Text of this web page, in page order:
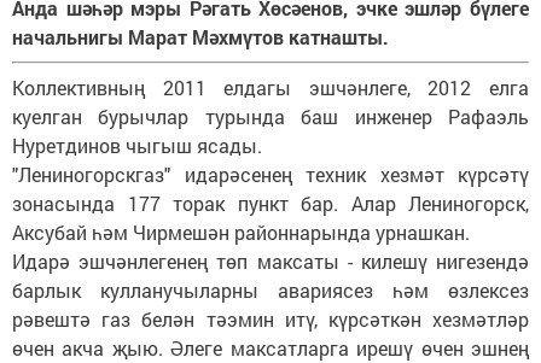
Анда шәһәр мэры Рәгать Хөсәенов, эчке эшләр бүлеге
начальнигы Марат Мәхмүтов катнашты.
Коллективның 2011 елдагы эшчәнлеге, 2012 елга
куелган бурычлар турында баш инженер Рафаэль
Нуретдинов чыгыш ясады.
"Лениногорскгаз" идарәсенең техник хезмәт күрсәтү
зонасында 177 торак пункт бар. Алар Лениногорск,
Аксубай һәм Чирмешән районнарында урнашкан.
Идарә эшчәнлегенең төп максаты - килешү нигезендә
барлык кулланучыларны авариясез һәм өзлексез
рәвештә газ белән тәэмин итү, күрсәткән хезмәтләр
өчен акча җыю. Әлеге максатларга ирешү өчен эшнең